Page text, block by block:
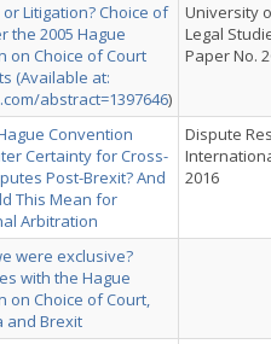
Litigation? Choice of
the 2005 Hague
on Choice of Court
(Available at:
abstract=1397646)
University
Legal
Paper No.
Convention
Certainty for Cross-
Post-Brexit? And
This Mean for
Arbitration
Dispute
2016
were exclusive?
with the Hague
on Choice of Court,
and Brexit